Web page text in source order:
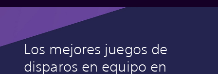
Los mejores juegos de
disparos en equipo en